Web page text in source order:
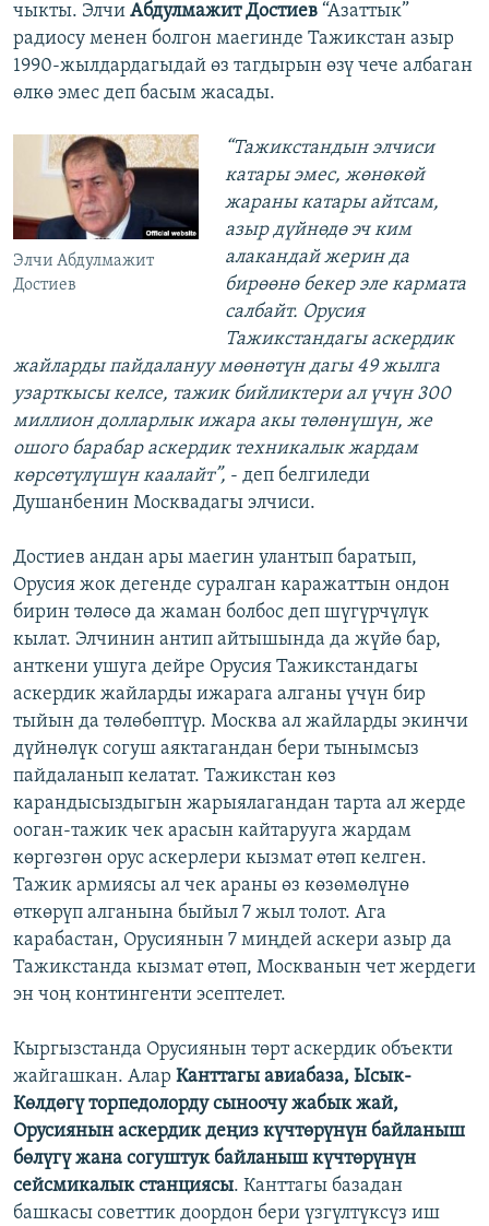
чыкты. Элчи Абдулмажит Достиев “Азаттык”
радиосу менен болгон маегинде Тажикстан азыр
1990-жылдардагыдай өз тагдырын өзү чече албаган
өлкө эмес деп басым жасады.
Элчи Абдулмажит
Достиев
“Тажикстандын элчиси
катары эмес, жөнөкөй
жараны катары айтсам,
азыр дүйнөдө эч ким
алакандай жерин да
бирөөнө бекер эле кармата
салбайт. Орусия
Тажикстандагы аскердик
жайларды пайдалануу мөөнөтүн дагы 49 жылга
узарткысы келсе, тажик бийликтери ал үчүн 300
миллион долларлык ижара акы төлөнүшүн, же
ошого барабар аскердик техникалык жардам
көрсөтүлүшүн каалайт”, - деп белгиледи
Душанбенин Москвадагы элчиси.
Достиев андан ары маегин улантып баратып,
Орусия жок дегенде суралган каражаттын ондон
бирин төлөсө да жаман болбос деп шүгүрчүлүк
кылат. Элчинин антип айтышында да жүйө бар,
анткени ушуга дейре Орусия Тажикстандагы
аскердик жайларды ижарага алганы үчүн бир
тыйын да төлөбөптүр. Москва ал жайларды экинчи
дүйнөлүк согуш аяктагандан бери тынымсыз
пайдаланып келатат. Тажикстан көз
карандысыздыгын жарыялагандан тарта ал жерде
ооган-тажик чек арасын кайтарууга жардам
көргөзгөн орус аскерлери кызмат өтөп келген.
Тажик армиясы ал чек араны өз көзөмөлүнө
өткөрүп алганына быйыл 7 жыл толот. Ага
карабастан, Орусиянын 7 миңдей аскери азыр да
Тажикстанда кызмат өтөп, Москванын чет жердеги
эн чоң контингенти эсептелет.
Кыргызстанда Орусиянын төрт аскердик объекти
жайгашкан. Алар Канттагы авиабаза, Ысык-
Көлдөгү торпедолорду сыноочу жабык жай,
Орусиянын аскердик деңиз күчтөрүнүн байланыш
бөлүгү жана согуштук байланыш күчтөрүнүн
сейсмикалык станциясы. Канттагы базадан
башкасы советтик доордон бери үзгүлтүксүз иш